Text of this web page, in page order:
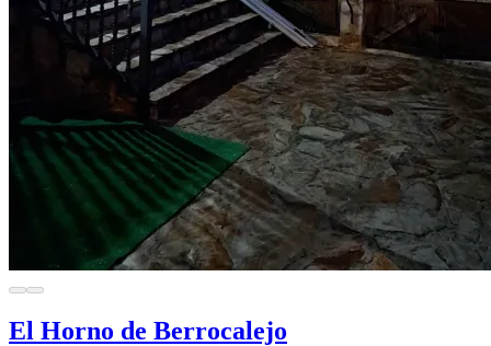
El Horno de Berrocalejo